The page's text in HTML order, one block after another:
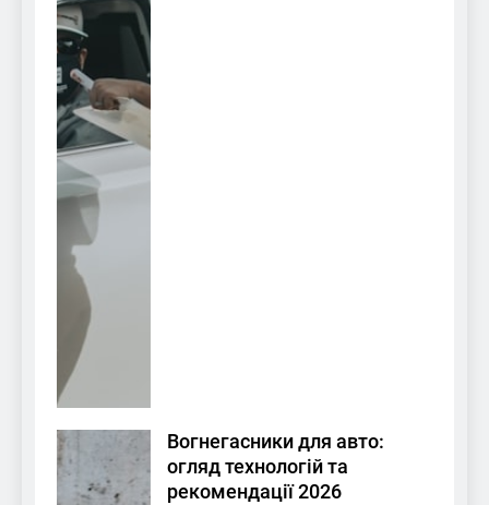
Вогнегасники для авто:
огляд технологій та
рекомендації 2026